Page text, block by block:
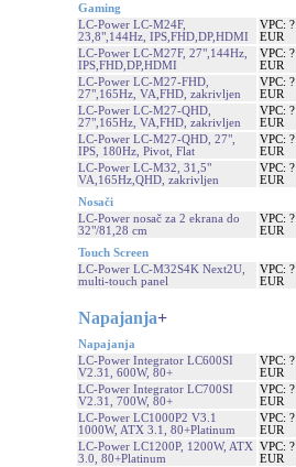
Gaming
LC-Power LC-M24F,
23,8",144Hz, IPS,FHD,DP,HDMI
VPC: ?
EUR
LC-Power LC-M27F, 27",144Hz,
IPS,FHD,DP,HDMI
VPC: ?
EUR
LC-Power LC-M27-FHD,
27",165Hz, VA,FHD, zakrivljen
VPC: ?
EUR
LC-Power LC-M27-QHD,
27",165Hz, VA,FHD, zakrivljen
VPC: ?
EUR
LC-Power LC-M27-QHD, 27",
IPS, 180Hz, Pivot, Flat
VPC: ?
EUR
LC-Power LC-M32, 31,5"
VA,165Hz,QHD, zakrivljen
VPC: ?
EUR
Nosači
LC-Power nosač za 2 ekrana do
32"/81,28 cm
VPC: ?
EUR
Touch Screen
LC-Power LC-M32S4K Next2U,
multi-touch panel
VPC: ?
EUR
Napajanja+
Napajanja
LC-Power Integrator LC600SI
V2.31, 600W, 80+
VPC: ?
EUR
LC-Power Integrator LC700SI
V2.31, 700W, 80+
VPC: ?
EUR
LC-Power LC1000P2 V3.1
1000W, ATX 3.1, 80+Platinum
VPC: ?
EUR
LC-Power LC1200P, 1200W, ATX
3.0, 80+Platinum
VPC: ?
EUR